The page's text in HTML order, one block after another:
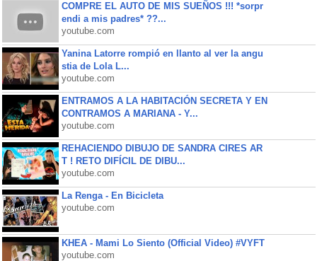
COMPRE EL AUTO DE MIS SUEÑOS !!! *sorpr
endi a mis padres* ??...
youtube.com
Yanina Latorre rompió en llanto al ver la angu
stia de Lola L...
youtube.com
ENTRAMOS A LA HABITACIÓN SECRETA Y EN
CONTRAMOS A MARIANA - Y...
youtube.com
REHACIENDO DIBUJO DE SANDRA CIRES AR
T ! RETO DIFÍCIL DE DIBU...
youtube.com
La Renga - En Bicicleta
youtube.com
KHEA - Mami Lo Siento (Official Video) #VYFT
youtube.com